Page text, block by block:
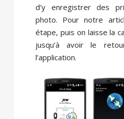
d’y enregistrer des
photo. Pour notre
étape, puis on laisse la
jusqu’à avoir le
l’application.